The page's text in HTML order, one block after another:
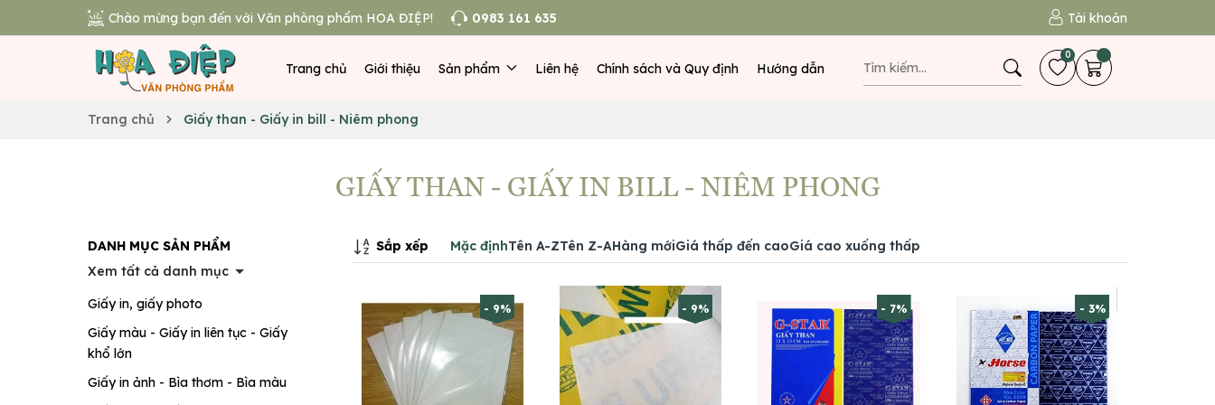
Chào mừng bạn đến với Văn phòng phẩm HOA ĐIỆP! 0983 161 635 Tài khoản
Trang chủ Giới thiệu Sản phẩm Liên hệ Chính sách và Quy định Hướng dẫn
0
Trang chủ Giấy than - Giấy in bill - Niêm phong
GIẤY THAN - GIẤY IN BILL - NIÊM PHONG
DANH MỤC SẢN PHẨM
Xem tất cả danh mục
Giấy in, giấy photo
Giấy màu - Giấy in liên tục - Giấy
khổ lớn
Giấy in ảnh - Bìa thơm - Bìa màu
Sắp xếp Mặc địnhTên A-ZTên Z-AHàng mớiGiá thấp đến caoGiá cao xuống thấp
- 9% - 9% - 7% - 3%